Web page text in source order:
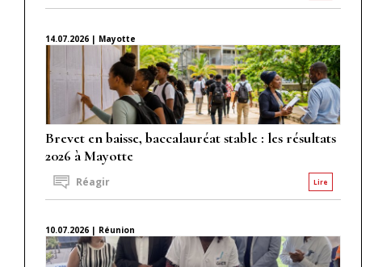
14.07.2026 | Mayotte
Brevet en baisse, baccalauréat stable : les résultats
2026 à Mayotte
Lire
Réagir
10.07.2026 | Réunion